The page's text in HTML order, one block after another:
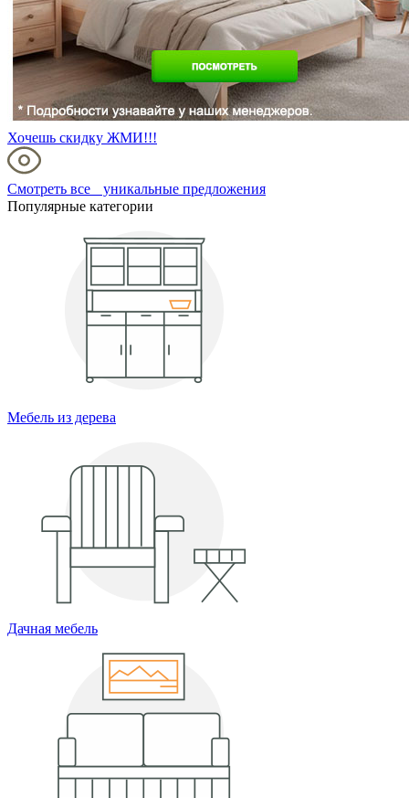
Хочешь скидку ЖМИ!!!
Смотреть все уникальные предложения
Популярные категории
Мебель из дерева
Дачная мебель